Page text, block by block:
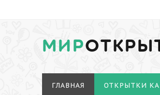
МИР
ГЛАВНАЯ ОТКРЫТКИ